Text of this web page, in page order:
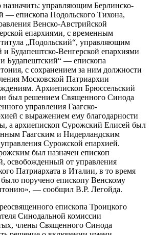
назначить: управляющим Берлинско-
— епископа Подольского Тихона,
Венско-Австрийской
епархиями, с временным
„Подольский“, управляющим
и Будапештско-Венгерской епархиями
Будапештский“ — епископа
с сохранением за ним должности
Московской Патриархии
Архиепископ Брюссельский
был решением Священного Синода
управления Гаагско-
с выражением ему благодарности
а архиепископ Сурожский Елисей был
Гаагским и Нидерландским
Сурожской епархией.
был назначен епископ
освобожденный от управления
Патриархата в Италии, в то время
поручено епископу Венскому
— сообщил В.Р. Легойда.
епископа Троицкого
Синодальной комиссии
члены Священного Синода